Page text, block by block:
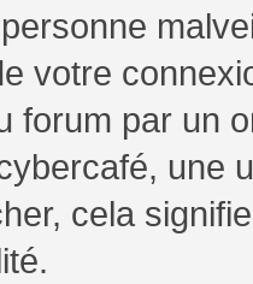
votre
forum par un
une
cela